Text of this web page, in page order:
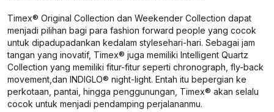
Timex® Original Collection dan Weekender Collection dapat
menjadi pilihan bagi para fashion forward people yang cocok
untuk dipadupadankan kedalam stylesehari-hari. Sebagai jam
tangan yang inovatif, Timex® juga memiliki Intelligent Quartz
Collection yang memiliki fitur-fitur seperti chronograph, fly-back
movement, dan INDIGLO® night-light. Entah itu bepergian ke
perkotaan, pantai, hingga penggunungan, Timex® akan selalu
cocok untuk menjadi pendamping perjalananmu.